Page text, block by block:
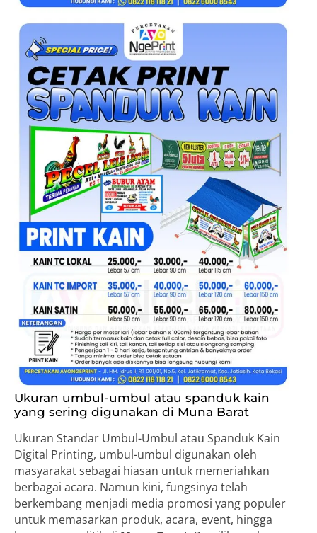
Ukuran umbul-umbul atau spanduk kain
yang sering digunakan di Muna Barat
Ukuran Standar Umbul-Umbul atau Spanduk Kain
Digital Printing, umbul-umbul digunakan oleh
masyarakat sebagai hiasan untuk memeriahkan
berbagai acara. Namun kini, fungsinya telah
berkembang menjadi media promosi yang populer
untuk memasarkan produk, acara, event, hingga